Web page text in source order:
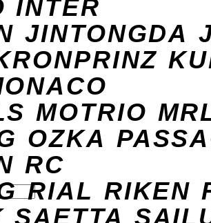
INTER
JINTONGDA
MOTRIO
OZKA
RC
RIAL RIKEN
SAETTA